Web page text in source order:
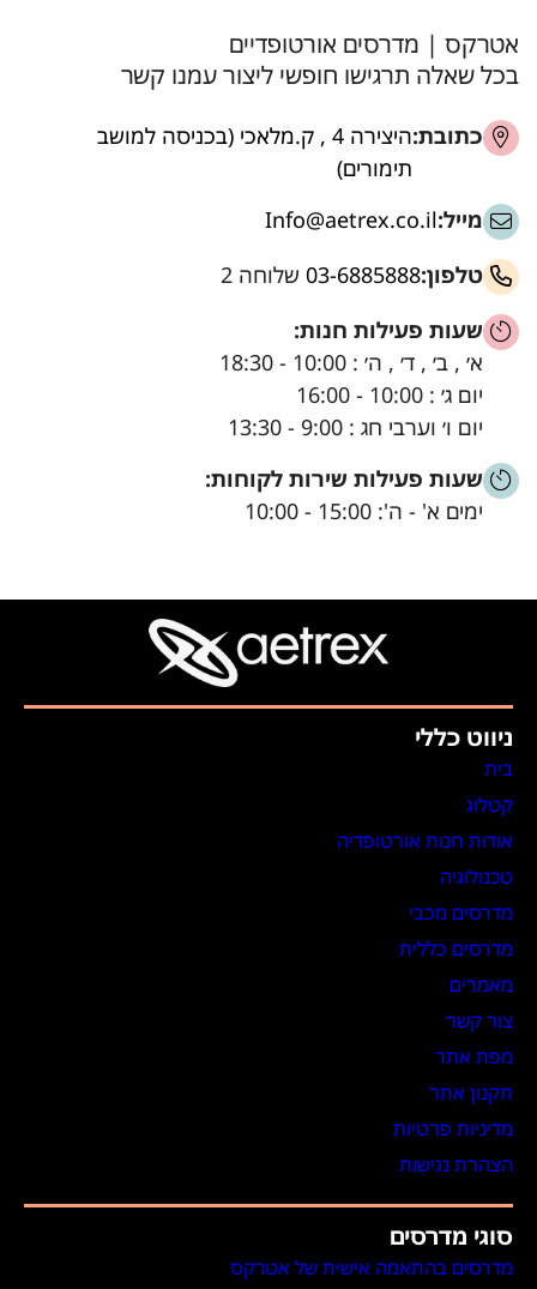
אטרקס | מדרסים אורטופדיים
בכל שאלה תרגישו חופשי ליצור עמנו קשר
כתובת:
היצירה 4 , ק.מלאכי (בכניסה למושב
תימורים)
מייל:Info@aetrex.co.il
טלפון:03-6885888 שלוחה 2
שעות פעילות חנות:
א׳ , ב׳ , ד׳ , ה׳ : 10:00 - 18:30
יום ג׳ : 10:00 - 16:00
יום ו׳ וערבי חג : 9:00 - 13:30
שעות פעילות שירות לקוחות:
ימים א' - ה': 15:00 - 10:00
ניווט כללי
בית
קטלוג
אודות חנות אורטופדיה
טכנולוגיה
מדרסים מכבי
מדרסים כללית
מאמרים
צור קשר
מפת אתר
תקנון אתר
מדיניות פרטיות
הצהרת נגישות
סוגי מדרסים
מדרסים בהתאמה אישית של אטרקס